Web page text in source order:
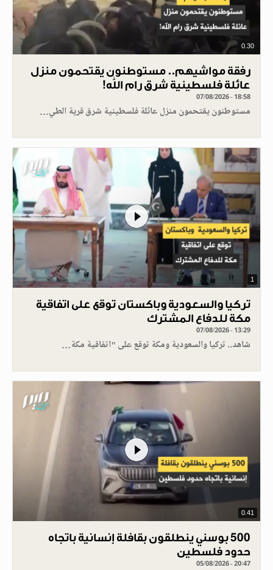
0.30
رفقة مواشيهم.. مستوطنون يقتحمون منزل
عائلة فلسطينية شرق رام الله!
07/08/2026 - 18:58
مستوطنون يقتحمون منزل عائلة فلسطينية شرق قرية الطي…
1
تركيا والسعودية وباكستان توقع على اتفاقية
مكة للدفاع المشترك
07/08/2026 - 13:29
شاهد.. تركيا والسعودية ومكة توقع على "اتفاقية مكة…
0.41
500 بوسني ينطلقون بقافلة إنسانية باتجاه
حدود فلسطين
05/08/2026 - 20:47